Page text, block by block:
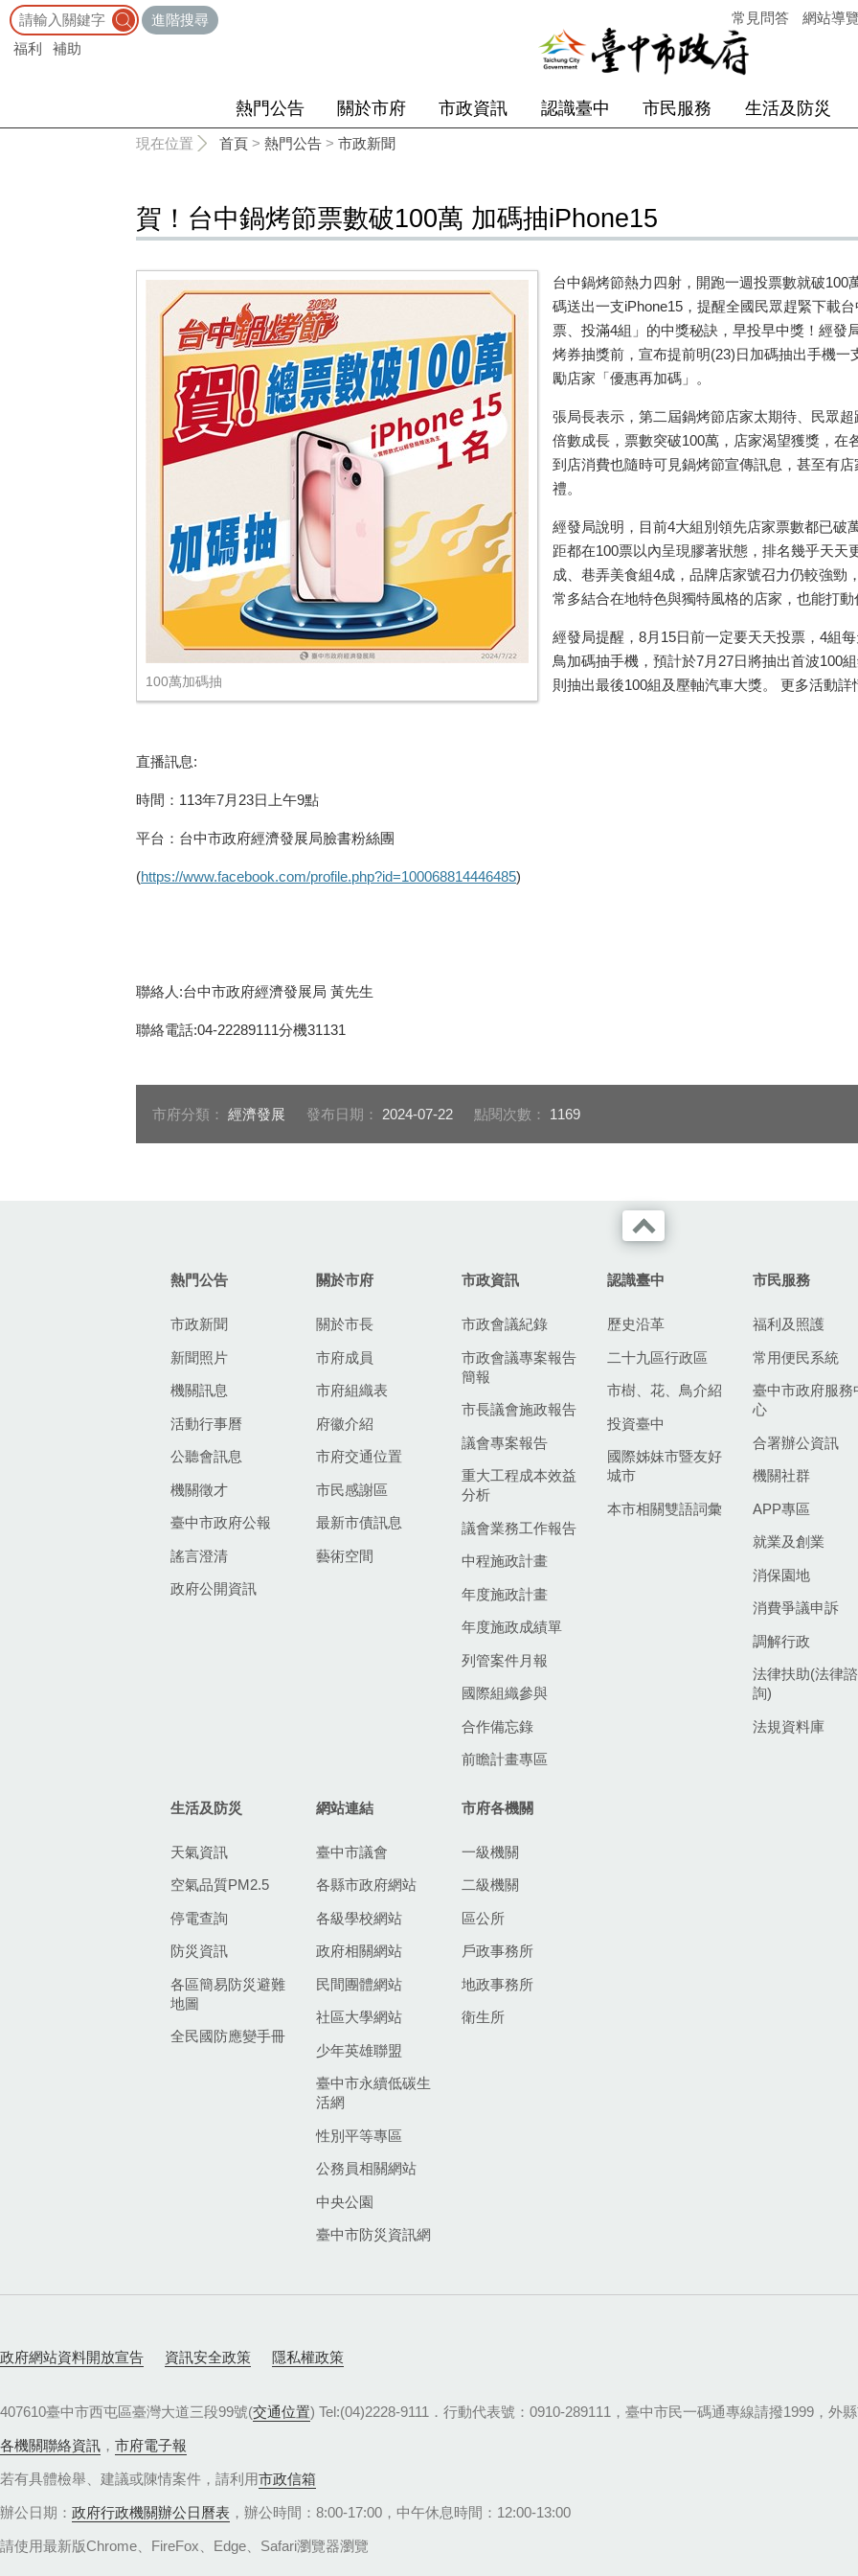
進階搜尋
福利
補助
常見問答 網站導
熱門公告 關於市府 市政資訊 認識臺中 市民服務 生活及防災
現在位置 首頁 > 熱門公告 > 市政新聞
賀！台中鍋烤節票數破100萬 加碼抽iPhone15
100萬加碼抽
台中鍋烤節熱力四射，開跑一週投票數就破100
碼送出一支iPhone15 ，提醒全國民眾趕緊下載
票、投滿4組」的中獎秘訣，早投早中獎！經發
烤券抽獎前，宣布提前明(23)日加碼抽出手機一
勵店家「優惠再加碼」。
張局長表示，第二屆鍋烤節店家太期待、民眾
倍數成長，票數突破100萬，店家渴望獲獎，在
到店消費也隨時可見鍋烤節宣傳訊息，甚至有
禮。
經發局說明，目前4大組別領先店家票數都已破
距都在100票以內呈現膠著狀態，排名幾乎天天
成、巷弄美食組4成，品牌店家號召力仍較強勁
常多結合在地特色與獨特風格的店家，也能打
經發局提醒， 8月 15日前一定要天天投票， 4組
鳥加碼抽手機，預計於7月27日將抽出首波100
則抽出最後100組及壓軸汽車大獎。 更多活動詳
直播訊息:
時間： 113年7月23日上午9點
平台：台中市政府經濟發展局臉書粉絲團
(https://www.facebook.com/profile.php?id=100068814446485)
聯絡人:台中市政府經濟發展局 黃先生
聯絡電話:04-22289111分機31131
市府分類： 經濟發展 發布日期： 2024-07-22 點閱次數： 1169
熱門公告
市政新聞
新聞照片
機關訊息
活動行事曆
公聽會訊息
機關徵才
臺中市政府公報
謠言澄清
政府公開資訊
關於市府
關於市長
市府成員
市府組織表
府徽介紹
市府交通位置
市民感謝區
最新市債訊息
藝術空間
市政資訊
市政會議紀錄
市政會議專案報告
簡報
市長議會施政報告
議會專案報告
重大工程成本效益
分析
議會業務工作報告
中程施政計畫
年度施政計畫
年度施政成績單
列管案件月報
國際組織參與
合作備忘錄
前瞻計畫專區
認識臺中
歷史沿革
二十九區行政區
市樹、花、鳥介紹
投資臺中
國際姊妹市暨友好
城市
本市相關雙語詞彙
市民服務
福利及照護
常用便民系統
臺中市政府服務
心
合署辦公資訊
機關社群
APP專區
就業及創業
消保園地
消費爭議申訴
調解行政
法律扶助(法律諮
詢)
法規資料庫
生活及防災
天氣資訊
空氣品質PM2.5
停電查詢
防災資訊
各區簡易防災避難
地圖
全民國防應變手冊
網站連結
臺中市議會
各縣市政府網站
各級學校網站
政府相關網站
民間團體網站
社區大學網站
少年英雄聯盟
臺中市永續低碳生
活網
性別平等專區
公務員相關網站
中央公園
臺中市防災資訊網
市府各機關
一級機關
二級機關
區公所
戶政事務所
地政事務所
衛生所
政府網站資料開放宣告 資訊安全政策 隱私權政策
407610臺中市西屯區臺灣大道三段99號(交通位置) Tel:(04)2228-9111．行動代表號：0910-289111，臺中市民一碼通專線請撥1999，外
各機關聯絡資訊 ， 市府電子報
若有具體檢舉、建議或陳情案件，請利用市政信箱
辦公日期： 政府行政機關辦公日曆表 ，辦公時間：8:00-17:00，中午休息時間：12:00-13:00
請使用最新版Chrome、FireFox、Edge、Safari瀏覽器瀏覽